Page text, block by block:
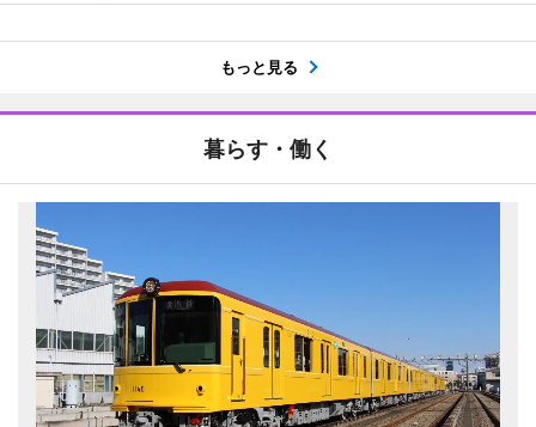
もっと見る
暮らす・働く